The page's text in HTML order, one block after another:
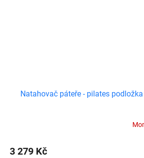
Natahovač páteře - pilates
3 279 Kč